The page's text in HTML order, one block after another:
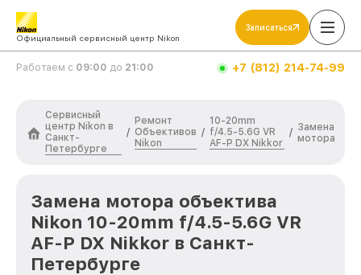
Официальный сервисный центр Nikon
Записаться
Работаем с 09:00 до 21:00 +7 (812) 214-74-99
Сервисный
центр Nikon в
Санкт-
Петербурге
/
Ремонт
Объективов
Nikon
/
10-20mm
f/4.5-5.6G VR
AF-P DX Nikkor
/ Замена
мотора
Замена мотора объектива
Nikon 10-20mm f/4.5-5.6G VR
AF-P DX Nikkor в Санкт-
Петербурге